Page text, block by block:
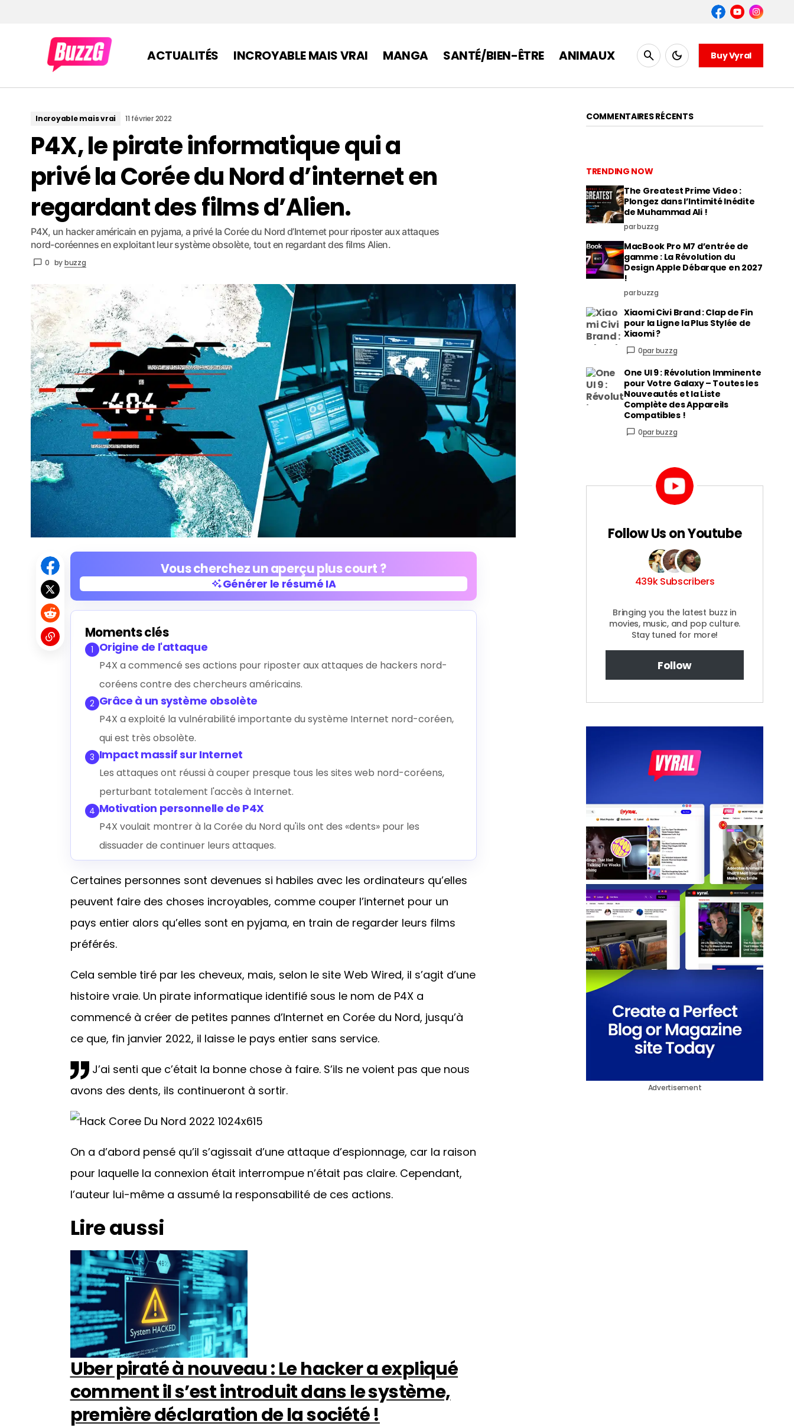
ACTUALITÉS INCROYABLE MAIS VRAI MANGA SANTÉ/BIEN-ÊTRE ANIMAUX Buy Vyral
Incroyable mais vrai 11 février 2022
P4X, le pirate informatique qui a
privé la Corée du Nord d’internet en
regardant des films d’Alien.
P4X, un hacker américain en pyjama, a privé la Corée du Nord d’Internet pour riposter aux attaques
nord-coréennes en exploitant leur système obsolète, tout en regardant des films Alien.
0 bybuzzg
Vous cherchez un aperçu plus court ?
Générer le résumé IA
Moments clés
1 Origine de l'attaque
P4X a commencé ses actions pour riposter aux attaques de hackers nord-
coréens contre des chercheurs américains.
2 Grâce à un système obsolète
P4X a exploité la vulnérabilité importante du système Internet nord-coréen,
qui est très obsolète.
3 Impact massif sur Internet
Les attaques ont réussi à couper presque tous les sites web nord-coréens,
perturbant totalement l'accès à Internet.
4 Motivation personnelle de P4X
P4X voulait montrer à la Corée du Nord qu'ils ont des «dents» pour les
dissuader de continuer leurs attaques.
Certaines personnes sont devenues si habiles avec les ordinateurs qu’elles
peuvent faire des choses incroyables, comme couper l’internet pour un
pays entier alors qu’elles sont en pyjama, en train de regarder leurs films
préférés.
Cela semble tiré par les cheveux, mais, selon le site Web Wired, il s’agit d’une
histoire vraie. Un pirate informatique identifié sous le nom de P4X a
commencé à créer de petites pannes d’Internet en Corée du Nord, jusqu’à
ce que, fin janvier 2022, il laisse le pays entier sans service.
J’ai senti que c’était la bonne chose à faire. S’ils ne voient pas que nous
avons des dents, ils continueront à sortir.
On a d’abord pensé qu’il s’agissait d’une attaque d’espionnage, car la raison
pour laquelle la connexion était interrompue n’était pas claire. Cependant,
l’auteur lui-même a assumé la responsabilité de ces actions.
Lire aussi
Uber piraté à nouveau : Le hacker a expliqué
comment il s’est introduit dans le système,
première déclaration de la société !
COMMENTAIRES RÉCENTS
TRENDING NOW
The Greatest Prime Video :
Plongez dans l’Intimité Inédite
de Muhammad Ali !
par buzzg
MacBook Pro M7 d’entrée de
gamme : La Révolution du
Design Apple Débarque en 2027
!
par buzzg
Xiaomi Civi Brand : Clap de Fin
pour la Ligne la Plus Stylée de
Xiaomi ?
0par buzzg
One UI 9 : Révolution Imminente
pour Votre Galaxy – Toutes les
Nouveautés et la Liste
Complète des Appareils
Compatibles !
0par buzzg
Follow Us on Youtube
439k Subscribers
Bringing you the latest buzz in
movies, music, and pop culture.
Stay tuned for more!
Follow
Advertisement